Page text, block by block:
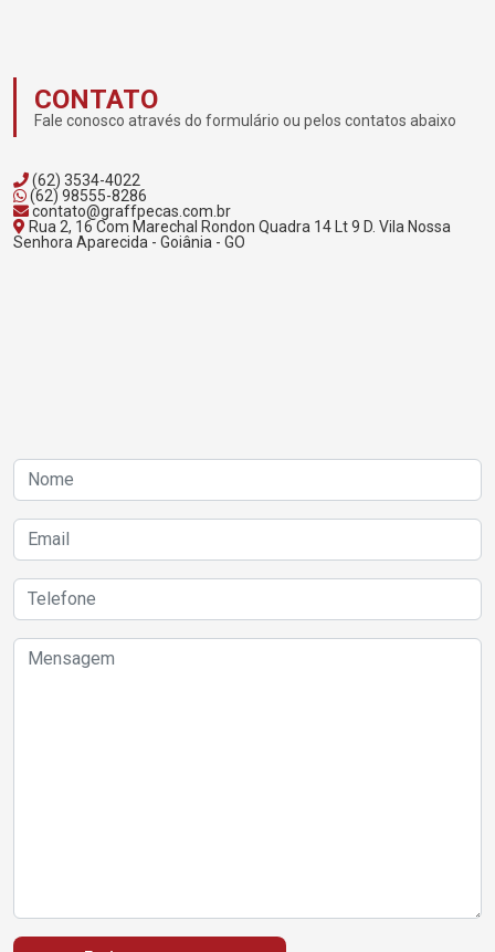
CONTATO
Fale conosco através do formulário ou pelos contatos abaixo
(62) 3534-4022
(62) 98555-8286
contato@graffpecas.com.br
Rua 2, 16 Com Marechal Rondon Quadra 14 Lt 9 D. Vila Nossa
Senhora Aparecida - Goiânia - GO